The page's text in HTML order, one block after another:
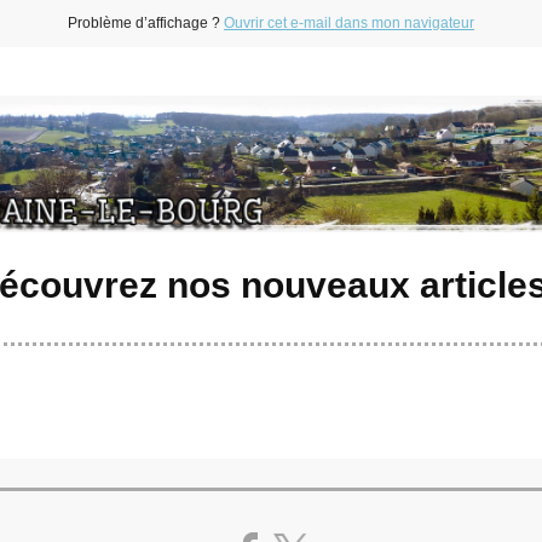
Problème d’affichage ? Ouvrir cet e-mail dans mon navigateur
nos nouveaux